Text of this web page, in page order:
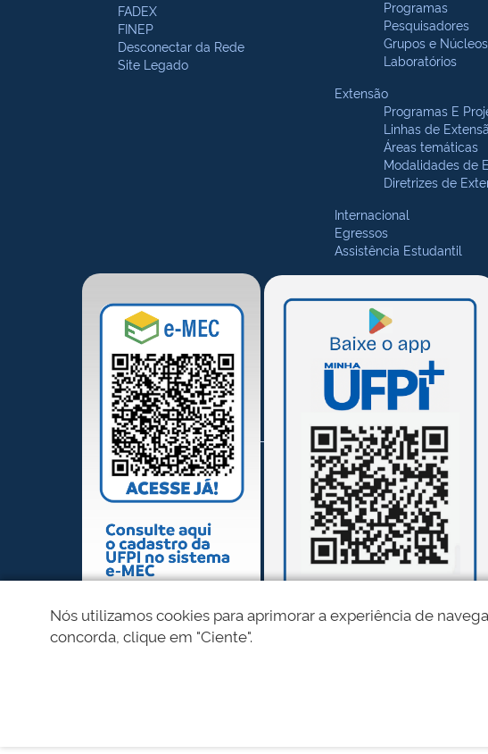
FADEX
FINEP
Desconectar da Rede
Site Legado
Programas
Pesquisadores
Grupos e
Laboratórios
Extensão
Programas E
Linhas de
Áreas temáticas
Modalidades de
Diretrizes de
Internacional
Egressos
Assistência Estudantil
Nós utilizamos cookies para aprimorar a experiência de
concorda, clique em "Ciente".